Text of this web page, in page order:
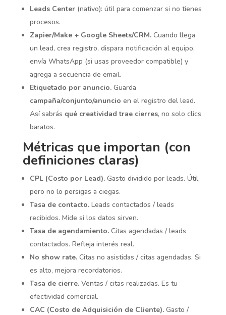
Leads Center(nativo): útil para comenzar si no tienes
procesos.
Zapier/Make + Google Sheets/CRM.Cuando llega
un lead, crea registro, dispara notificación al equipo,
envía WhatsApp (si usas proveedor compatible) y
agrega a secuencia de email.
Etiquetado por anuncio.Guarda
campaña/conjunto/anuncio en el registro del lead.
Así sabrás qué creatividad trae cierres, no solo clics
baratos.
Métricas que importan (con
definiciones claras)
CPL (Costo por Lead).Gasto dividido por leads. Útil,
pero no lo persigas a ciegas.
Tasa de contacto.Leads contactados / leads
recibidos. Mide si los datos sirven.
Tasa de agendamiento.Citas agendadas / leads
contactados. Refleja interés real.
No show rate.Citas no asistidas / citas agendadas. Si
es alto, mejora recordatorios.
Tasa de cierre.Ventas / citas realizadas. Es tu
efectividad comercial.
CAC (Costo de Adquisición de Cliente).Gasto /